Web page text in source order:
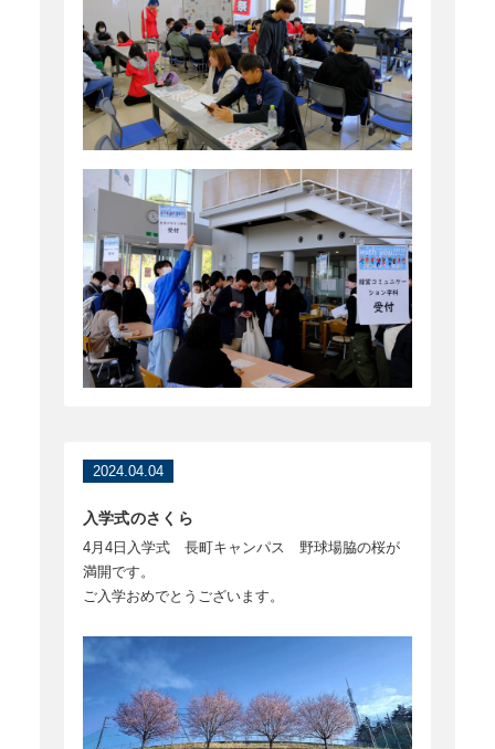
2024.04.04
入学式のさくら
4月4日入学式 長町キャンパス 野球場脇の桜が
満開です。
ご入学おめでとうございます。